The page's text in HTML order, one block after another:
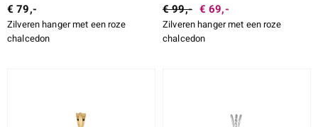
€ 79,-
Zilveren hanger met een roze
chalcedon
€ 99,- € 69,-
Zilveren hanger met een roze
chalcedon